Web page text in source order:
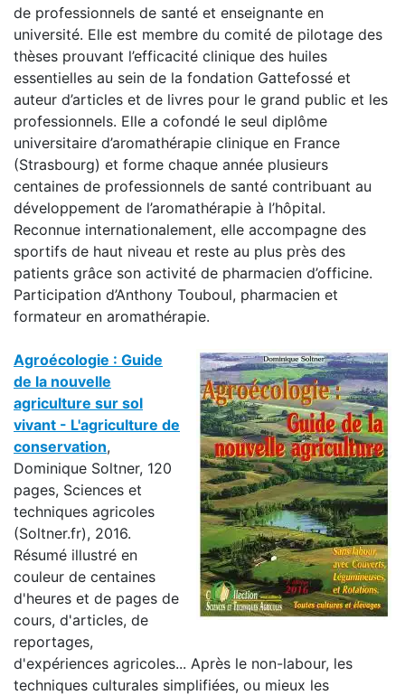
de professionnels de santé et enseignante en
université. Elle est membre du comité de pilotage des
thèses prouvant l’efficacité clinique des huiles
essentielles au sein de la fondation Gattefossé et
auteur d’articles et de livres pour le grand public et les
professionnels. Elle a cofondé le seul diplôme
universitaire d’aromathérapie clinique en France
(Strasbourg) et forme chaque année plusieurs
centaines de professionnels de santé contribuant au
développement de l’aromathérapie à l’hôpital.
Reconnue internationalement, elle accompagne des
sportifs de haut niveau et reste au plus près des
patients grâce son activité de pharmacien d’officine.
Participation d’Anthony Touboul, pharmacien et
formateur en aromathérapie.
Agroécologie : Guide
de la nouvelle
agriculture sur sol
vivant - L'agriculture de
conservation,
Dominique Soltner, 120
pages, Sciences et
techniques agricoles
(Soltner.fr), 2016.
Résumé illustré en
couleur de centaines
d'heures et de pages de
cours, d'articles, de
reportages,
d'expériences agricoles... Après le non-labour, les
techniques culturales simplifiées, ou mieux les